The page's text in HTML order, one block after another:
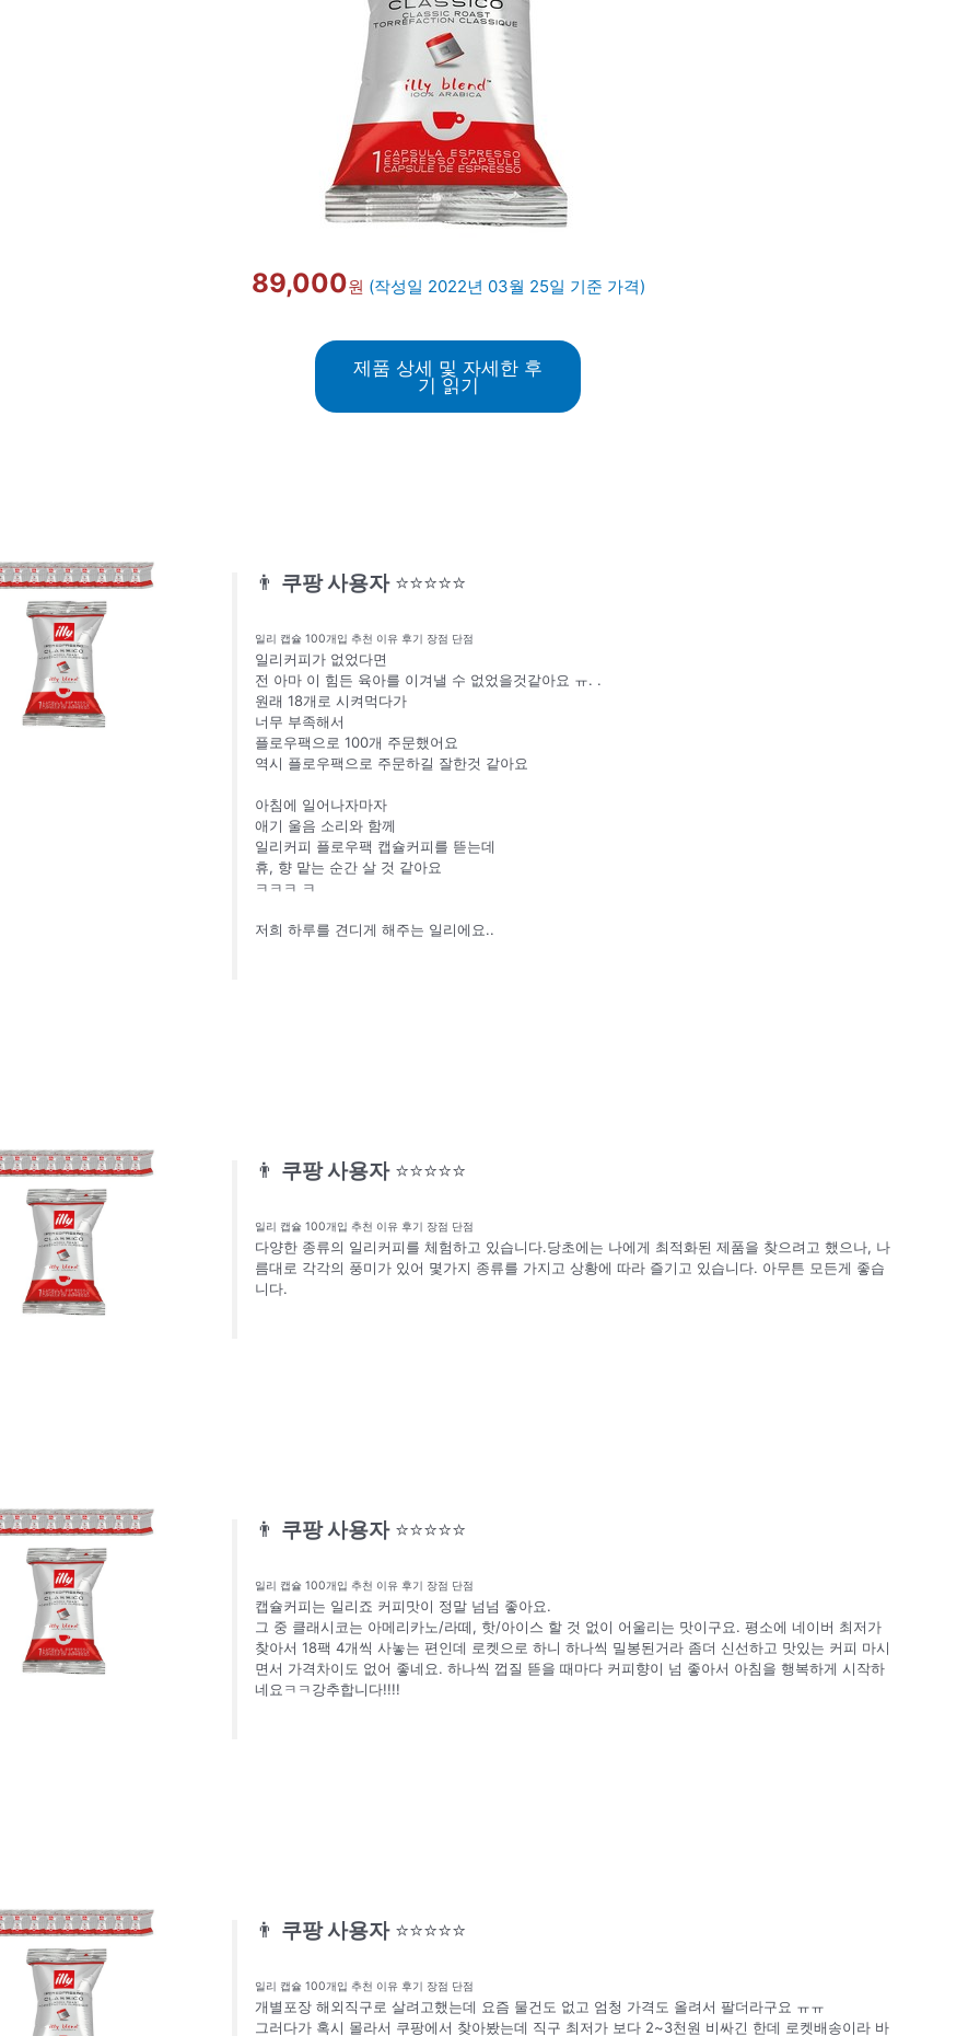
89,000원 (작성일 2022년 03월 25일 기준 가격)
제품 상세 및 자세한 후
기 읽기
👨 쿠팡 사용자 ⭐⭐⭐⭐⭐
일리 캡슐 100개입 추천 이유 후기 장점 단점
일리커피가 없었다면
전 아마 이 힘든 육아를 이겨낼 수 없었을것같아요 ㅠ. .
원래 18개로 시켜먹다가
너무 부족해서
플로우팩으로 100개 주문했어요
역시 플로우팩으로 주문하길 잘한것 같아요
아침에 일어나자마자
애기 울음 소리와 함께
일리커피 플로우팩 캡슐커피를 뜯는데
휴, 향 맡는 순간 살 것 같아요
ㅋㅋㅋ ㅋ
저희 하루를 견디게 해주는 일리에요..
👨 쿠팡 사용자 ⭐⭐⭐⭐⭐
일리 캡슐 100개입 추천 이유 후기 장점 단점
다양한 종류의 일리커피를 체험하고 있습니다.당초에는 나에게 최적화된 제품을 찾으려고 했으나, 나
름대로 각각의 풍미가 있어 몇가지 종류를 가지고 상황에 따라 즐기고 있습니다. 아무튼 모든게 좋습
니다.
👨 쿠팡 사용자 ⭐⭐⭐⭐⭐
일리 캡슐 100개입 추천 이유 후기 장점 단점
캡슐커피는 일리죠 커피맛이 정말 넘넘 좋아요.
그 중 클래시코는 아메리카노/라떼, 핫/아이스 할 것 없이 어울리는 맛이구요. 평소에 네이버 최저가
찾아서 18팩 4개씩 사놓는 편인데 로켓으로 하니 하나씩 밀봉된거라 좀더 신선하고 맛있는 커피 마시
면서 가격차이도 없어 좋네요. 하나씩 껍질 뜯을 때마다 커피향이 넘 좋아서 아침을 행복하게 시작하
네요ㅋㅋ강추합니다!!!!
👨 쿠팡 사용자 ⭐⭐⭐⭐⭐
일리 캡슐 100개입 추천 이유 후기 장점 단점
개별포장 해외직구로 살려고했는데 요즘 물건도 없고 엄청 가격도 올려서 팔더라구요 ㅠㅠ
그러다가 혹시 몰라서 쿠팡에서 찾아봤는데 직구 최저가 보다 2~3천원 비싸긴 한데 로켓배송이라 바